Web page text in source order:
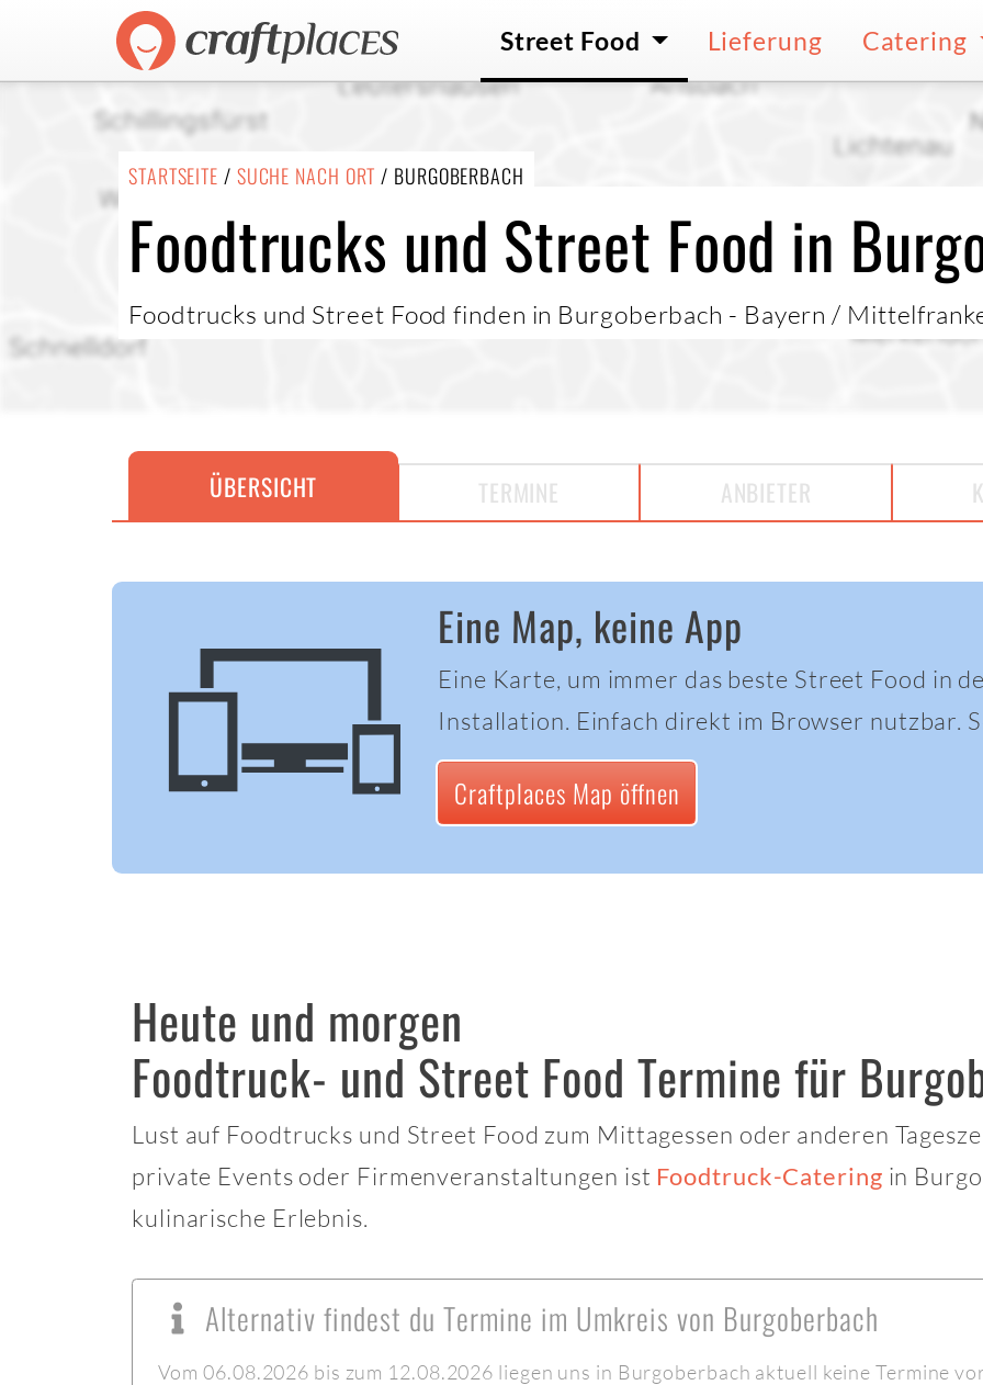
Street Food Lieferung Catering
STARTSEITE / SUCHE NACH ORT / BURGOBERBACH
Foodtrucks und Street Food in
Foodtrucks und Street Food finden in Burgoberbach - Bayern /
ÜBERSICHT TERMINE ANBIETER
Eine Map, keine App
Eine Karte, um immer das beste Street Food in
Installation. Einfach direkt im Browser nutzbar.
Craftplaces Map öffnen
Heute und morgen
Foodtruck- und Street Food Termine für
Lust auf Foodtrucks und Street Food zum Mittagessen oder anderen
private Events oder Firmenveranstaltungen ist Foodtruck-Catering in
kulinarische Erlebnis.
Alternativ findest du Termine im Umkreis von Burgoberbach
Vom 06.08.2026 bis zum 12.08.2026 liegen uns in Burgoberbach aktuell keine Termine